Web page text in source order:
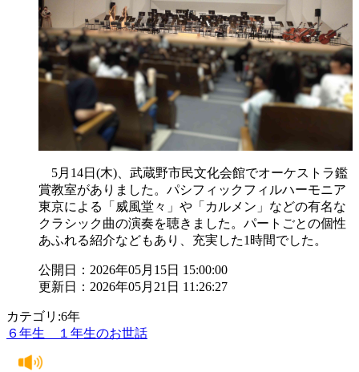
5月14日(木)、武蔵野市民文化会館でオーケストラ鑑
賞教室がありました。パシフィックフィルハーモニア
東京による「威風堂々」や「カルメン」などの有名な
クラシック曲の演奏を聴きました。パートごとの個性
あふれる紹介などもあり、充実した1時間でした。
公開日：2026年05月15日 15:00:00
更新日：2026年05月21日 11:26:27
カテゴリ:6年
６年生 １年生のお世話